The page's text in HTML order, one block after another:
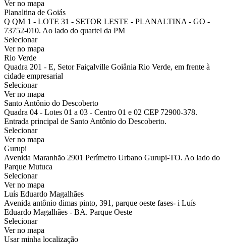
Ver no mapa
Planaltina de Goiás
Q QM 1 - LOTE 31 - SETOR LESTE - PLANALTINA - GO -
73752-010. Ao lado do quartel da PM
Selecionar
Ver no mapa
Rio Verde
Quadra 201 - E, Setor Faiçalville Goiânia Rio Verde, em frente à
cidade empresarial
Selecionar
Ver no mapa
Santo Antônio do Descoberto
Quadra 04 - Lotes 01 a 03 - Centro 01 e 02 CEP 72900-378.
Entrada principal de Santo Antônio do Descoberto.
Selecionar
Ver no mapa
Gurupi
Avenida Maranhão 2901 Perímetro Urbano Gurupi-TO. Ao lado do
Parque Mutuca
Selecionar
Ver no mapa
Luís Eduardo Magalhães
Avenida antônio dimas pinto, 391, parque oeste fases- i Luís
Eduardo Magalhães - BA. Parque Oeste
Selecionar
Ver no mapa
Usar minha localização